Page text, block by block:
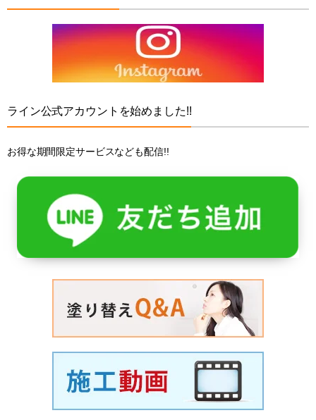
ライン公式アカウントを始めました!!
お得な期間限定サービスなども配信!!